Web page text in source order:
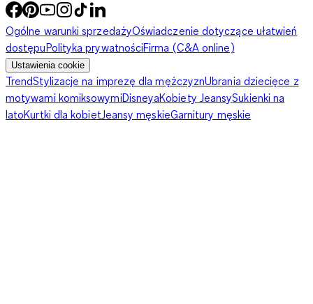
Ogólne warunki sprzedażyOświadczenie dotyczące ułatwień
dostępuPolityka prywatnościFirma (C&A online)
Ustawienia cookie
TrendStylizacje na imprezę dla mężczyznUbrania dziecięce z
motywami komiksowymiDisneyaKobiety JeansySukienki na
latoKurtki dla kobiet Jeansy męskieGarnitury męskie